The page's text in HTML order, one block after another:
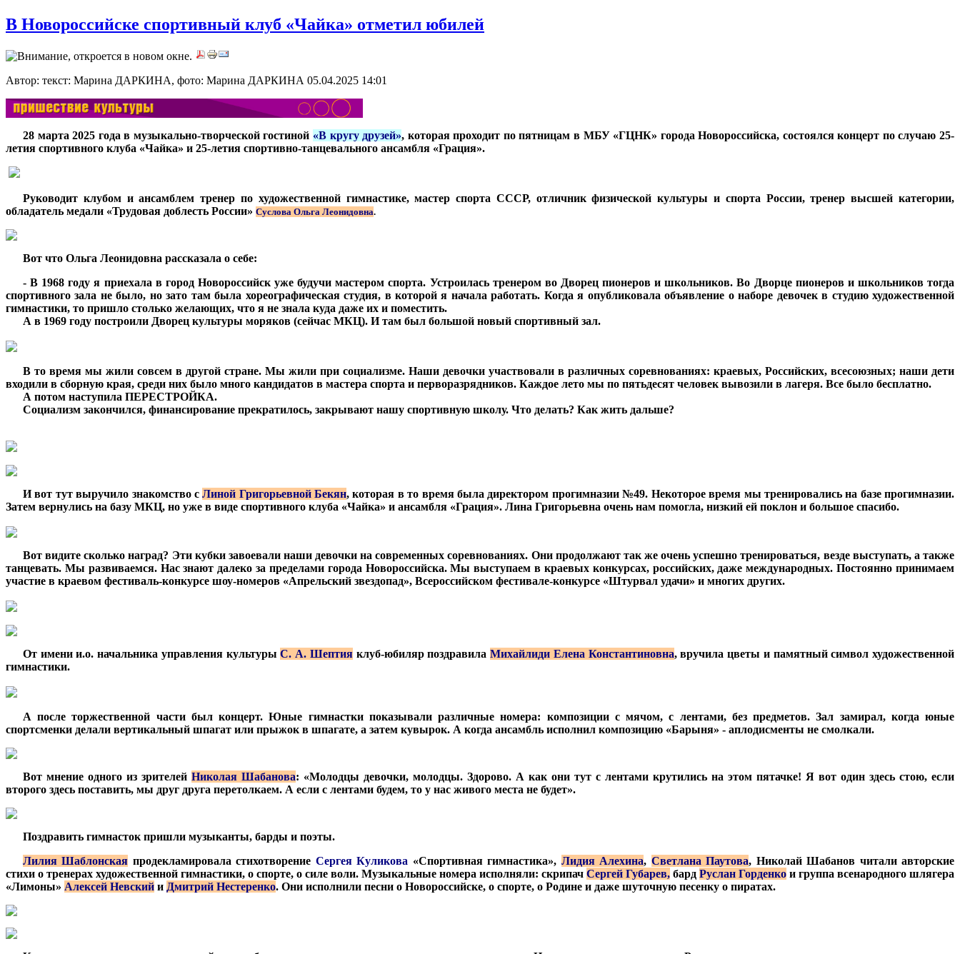
В Новороссийске спортивный клуб «Чайка» отметил юбилей
Автор: текст: Марина ДАРКИНА, фото: Марина ДАРКИНА 05.04.2025 14:01
28 марта 2025 года в музыкально-творческой гостиной «В кругу друзей», которая проходит по пятницам в МБУ «ГЦНК» города Новороссийска, состоялся концерт по случаю 25-
летия спортивного клуба «Чайка» и 25-летия спортивно-танцевального ансамбля «Грация».
Руководит клубом и ансамблем тренер по художественной гимнастике, мастер спорта СССР, отличник физической культуры и спорта России, тренер высшей категории,
обладатель медали «Трудовая доблесть России» Суслова Ольга Леонидовна.
Вот что Ольга Леонидовна рассказала о себе:
- В 1968 году я приехала в город Новороссийск уже будучи мастером спорта. Устроилась тренером во Дворец пионеров и школьников. Во Дворце пионеров и школьников тогда
спортивного зала не было, но зато там была хореографическая студия, в которой я начала работать. Когда я опубликовала объявление о наборе девочек в студию художественной
гимнастики, то пришло столько желающих, что я не знала куда даже их и поместить.
А в 1969 году построили Дворец культуры моряков (сейчас МКЦ). И там был большой новый спортивный зал.
В то время мы жили совсем в другой стране. Мы жили при социализме. Наши девочки участвовали в различных соревнованиях: краевых, Российских, всесоюзных; наши дети
входили в сборную края, среди них было много кандидатов в мастера спорта и перворазрядников. Каждое лето мы по пятьдесят человек вывозили в лагеря. Все было бесплатно.
А потом наступила ПЕРЕСТРОЙКА.
Социализм закончился, финансирование прекратилось, закрывают нашу спортивную школу. Что делать? Как жить дальше?
И вот тут выручило знакомство сЛиной Григорьевной Бекян, которая в то время была директором прогимназии №49. Некоторое время мы тренировались на базе прогимназии.
Затем вернулись на базу МКЦ, но уже в виде спортивного клуба «Чайка» и ансамбля «Грация». Лина Григорьевна очень нам помогла, низкий ей поклон и большое спасибо.
Вот видите сколько наград? Эти кубки завоевали наши девочки на современных соревнованиях. Они продолжают так же очень успешно тренироваться, везде выступать, а также
танцевать. Мы развиваемся. Нас знают далеко за пределами города Новороссийска. Мы выступаем в краевых конкурсах, российских, даже международных. Постоянно принимаем
участие в краевом фестиваль-конкурсе шоу-номеров «Апрельский звездопад», Всероссийском фестивале-конкурсе «Штурвал удачи» и многих других.
От имени и.о. начальника управления культурыС. А. Шептияклуб-юбиляр поздравилаМихайлиди Елена Константиновна, вручила цветы и памятный символ художественной
гимнастики.
А после торжественной части был концерт. Юные гимнастки показывали различные номера: композиции с мячом, с лентами, без предметов. Зал замирал, когда юные
спортсменки делали вертикальный шпагат или прыжок в шпагате, а затем кувырок. А когда ансамбль исполнил композицию «Барыня» - аплодисменты не смолкали.
Вот мнение одного из зрителей Николая Шабанова: «Молодцы девочки, молодцы. Здорово. А как они тут с лентами крутились на этом пятачке! Я вот один здесь стою, если
второго здесь поставить, мы друг друга перетолкаем. А если с лентами будем, то у нас живого места не будет».
Поздравить гимнасток пришли музыканты, барды и поэты.
Лилия Шаблонская продекламировала стихотворение Сергея Куликова «Спортивная гимнастика», Лидия Алехина, Светлана Паутова, Николай Шабанов читали авторские
стихи о тренерах художественной гимнастики, о спорте, о силе воли. Музыкальные номера исполняли: скрипач Сергей Губарев, бард Руслан Горденко и группа всенародного шлягера
«Лимоны» Алексей Невский и Дмитрий Нестеренко. Они исполнили песни о Новороссийске, о спорте, о Родине и даже шуточную песенку о пиратах.